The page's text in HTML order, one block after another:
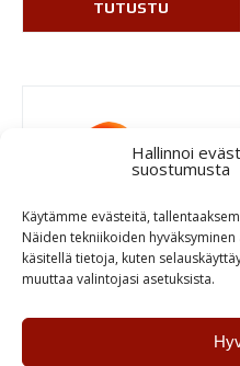
Hallinnoi
suostumusta
Käytämme evästeitä,
Näiden tekniikoiden
käsitellä tietoja, kuten
muuttaa valintojasi asetuksista.
TUTUSTU